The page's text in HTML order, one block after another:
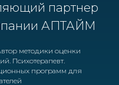
партнер
АПТАЙМ
методики оценки
Психотерапевт.
программ для